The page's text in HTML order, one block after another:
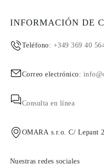
INFORMACIÓN DE
Teléfono: +349 369 40
Correo electrónico:
Consulta en línea
OMARA s.r.o. C/ Lepant
Nuestras redes sociales